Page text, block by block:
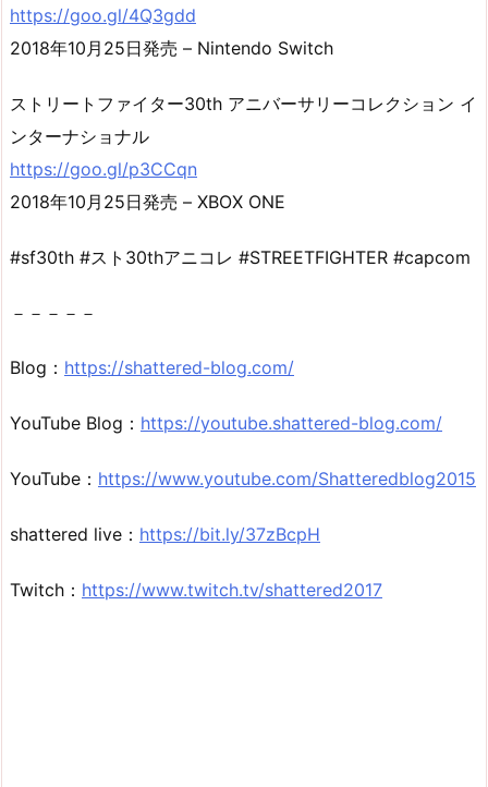
https://goo.gl/4Q3gdd
2018年10月25日発売 – Nintendo Switch
ストリートファイター30th アニバーサリーコレクション イ
ンターナショナル
https://goo.gl/p3CCqn
2018年10月25日発売 – XBOX ONE
#sf30th #スト30thアニコレ #STREETFIGHTER #capcom
－－－－－
Blog： https://shattered-blog.com/
YouTube Blog： https://youtube.shattered-blog.com/
YouTube： https://www.youtube.com/Shatteredblog2015
shattered live： https://bit.ly/37zBcpH
Twitch： https://www.twitch.tv/shattered2017